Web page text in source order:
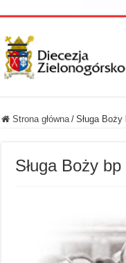
Strona główna / Sługa
Sługa Boży